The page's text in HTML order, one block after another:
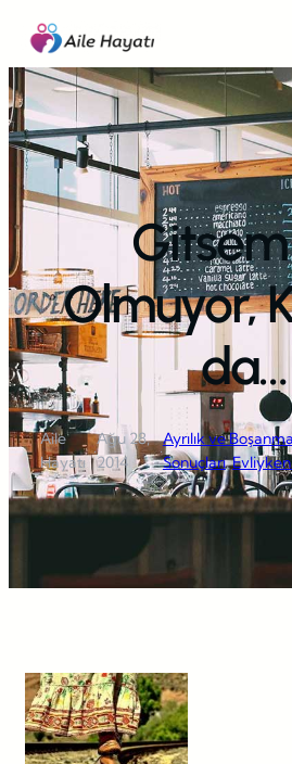
İçeriğe
geç
Olmuyor,
da…
Aile
Hayatı
·
Ağu 28,
2014
·
Ayrılık ve Boşanma
Sonuçları, Evliyken